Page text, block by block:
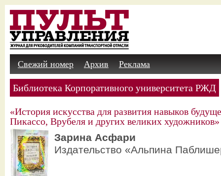
Свежий номер Архив Реклама
Библиотека Корпоративного университета РЖД
«История искусства для развития навыков
Пикассо, Врубеля и других великих художников»
Зарина Асфари
Издательство «Альпина